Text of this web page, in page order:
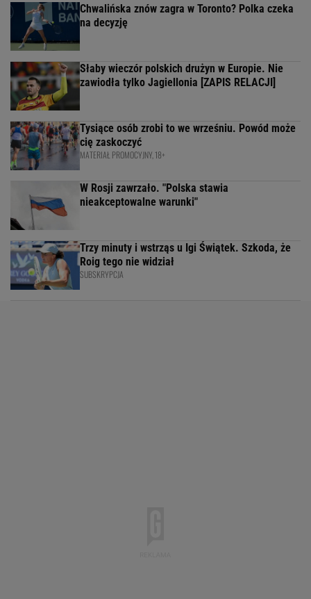
Chwalińska znów zagra w Toronto? Polka czeka
na decyzję
Słaby wieczór polskich drużyn w Europie. Nie
zawiodła tylko Jagiellonia [ZAPIS RELACJI]
Tysiące osób zrobi to we wrześniu. Powód może
cię zaskoczyć
MATERIAŁ PROMOCYJNY, 18+
W Rosji zawrzało. "Polska stawia
nieakceptowalne warunki"
Trzy minuty i wstrząs u Igi Świątek. Szkoda, że
Roig tego nie widział
SUBSKRYPCJA